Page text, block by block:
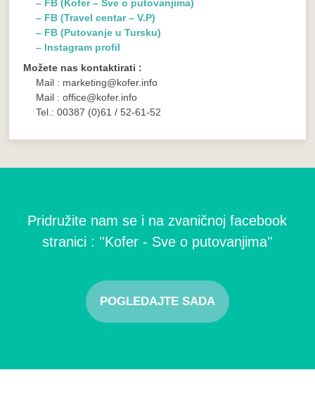
– FB (Kofer – Sve o putovanjima)
– FB (Travel centar – V.P)
– FB (Putovanje u Tursku)
– Instagram profil
Možete nas kontaktirati :
Mail : marketing@kofer.info
Mail : office@kofer.info
Tel.: 00387 (0)61 / 52-61-52
Pridružite nam se i na zvaničnoj facebook
stranici : ''Kofer - Sve o putovanjima''
POGLEDAJTE SADA